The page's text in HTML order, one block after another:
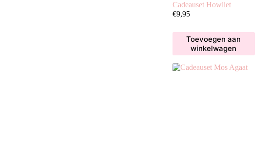
Cadeauset Howliet
€9,95
Toevoegen aan
winkelwagen